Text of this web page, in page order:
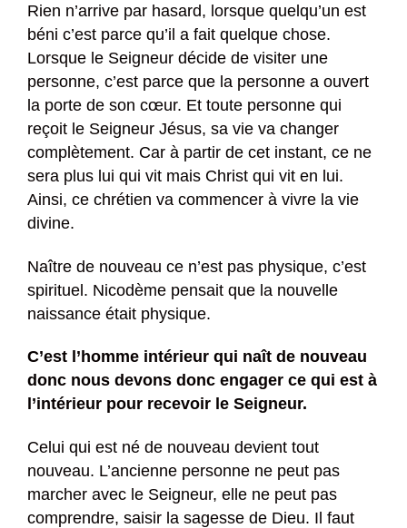
Rien n’arrive par hasard, lorsque quelqu’un est
béni c’est parce qu’il a fait quelque chose.
Lorsque le Seigneur décide de visiter une
personne, c’est parce que la personne a ouvert
la porte de son cœur. Et toute personne qui
reçoit le Seigneur Jésus, sa vie va changer
complètement. Car à partir de cet instant, ce ne
sera plus lui qui vit mais Christ qui vit en lui.
Ainsi, ce chrétien va commencer à vivre la vie
divine.
Naître de nouveau ce n’est pas physique, c’est
spirituel. Nicodème pensait que la nouvelle
naissance était physique.
C’est l’homme intérieur qui naît de nouveau
donc nous devons donc engager ce qui est à
l’intérieur pour recevoir le Seigneur.
Celui qui est né de nouveau devient tout
nouveau. L’ancienne personne ne peut pas
marcher avec le Seigneur, elle ne peut pas
comprendre, saisir la sagesse de Dieu. Il faut